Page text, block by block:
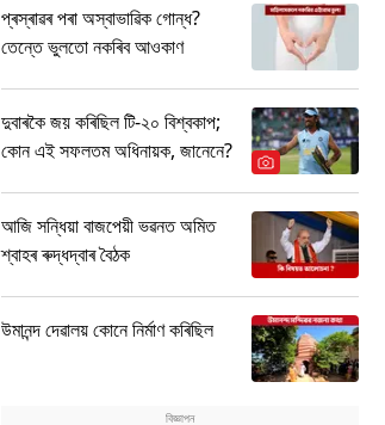
প্ৰস্ৰাৱৰ পৰা অস্বাভাৱিক গোন্ধ?
তেন্তে ভুলতো নকৰিব আওকাণ
দুবাৰকৈ জয় কৰিছিল টি-২০ বিশ্বকাপ;
কোন এই সফলতম অধিনায়ক, জানেনে?
আজি সন্ধিয়া বাজপেয়ী ভৱনত অমিত
শ্বাহৰ ৰুদ্ধদ্বাৰ বৈঠক
উমানন্দ দেৱালয় কোনে নিৰ্মাণ কৰিছিল